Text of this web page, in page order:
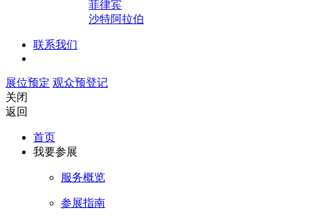
菲律宾
沙特阿拉伯
联系我们
展位预定 观众预登记
关闭
返回
首页
我要参展
服务概览
参展指南